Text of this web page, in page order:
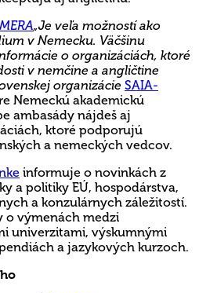
„Je veľa možností ako
v Nemecku. Väčšinu
o organizáciách, ktoré
v nemčine a angličtine
organizácie SAIA-
Nemeckú akademickú
ambasády nájdeš aj
ktoré podporujú
a nemeckých vedcov.
informuje o novinkách z
a politiky EÚ, hospodárstva,
a konzulárnych záležitostí.
o výmenách medzi
univerzitami, výskumnými
a jazykových kurzoch.